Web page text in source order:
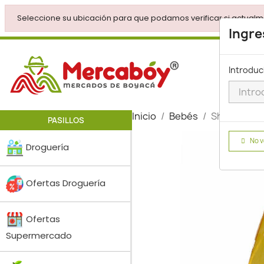
Seleccione su ubicación para que podamos verificar si
No
PASILLOS
Droguería
Ofertas Droguería
Ofertas
Supermercado
Inicio Bebés Shampoo